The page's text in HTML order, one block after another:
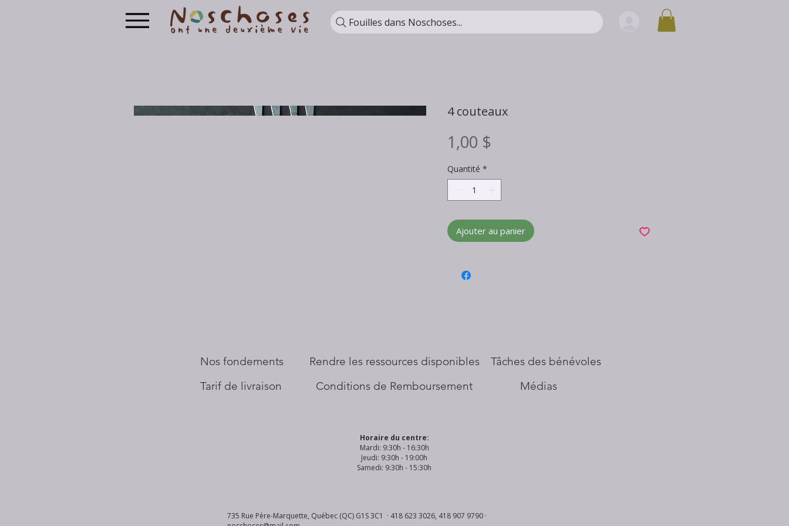
Fouilles dans Noschoses...
4 couteaux
1,00 $
Quantité *
Ajouter au panier
Nos fondements
Tarif de livraison
​Rendre les ressources disponibles
Conditions de Remboursement
Tâches des bénévoles
Médias
Horaire du centre:
Mardi: 9:30h - 16:30h
Jeudi: 9:30h - 19:00h
Samedi: 9:30h - 15:30h
735 Rue Père-Marquette, Québec (QC) G1S 3C1 · 418 623 3026, 418 907 9790 ·